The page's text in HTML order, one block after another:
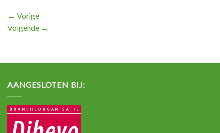
← Vorige
Volgende →
AANGESLOTEN BIJ: